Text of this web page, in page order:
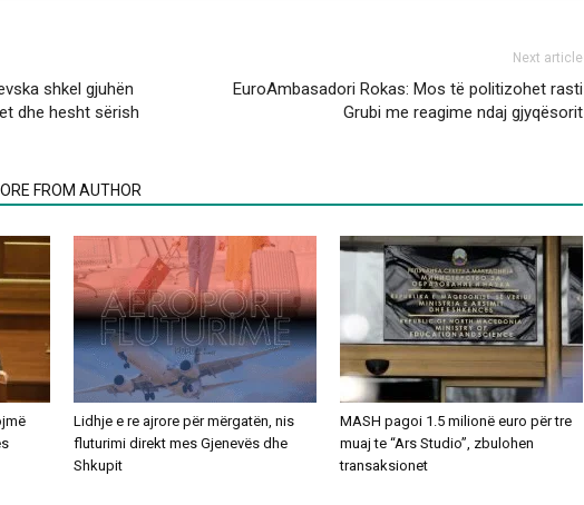
shkel gjuhën
dhe hesht sërish
Next article
EuroAmbasadori Rokas: Mos të politizohet rasti
Grubi me reagime ndaj gjyqësorit
FROM AUTHOR
Lidhje e re ajrore për mërgatën, nis
fluturimi direkt mes Gjenevës dhe
Shkupit
MASH pagoi 1.5 milionë euro për tre
muaj te “Ars Studio”, zbulohen
transaksionet